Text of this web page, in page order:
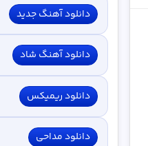
دانلود آهنگ جدید
دانلود آهنگ شاد
دانلود ریمیکس
دانلود مداحی